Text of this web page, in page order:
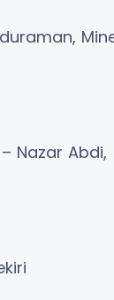
– Nazar Abdi,